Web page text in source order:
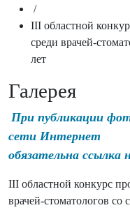
/
III областной
среди врачей-
лет
Галерея
При публикации
сети Интернет
обязательна
III областной конкурс
врачей-стоматологов со